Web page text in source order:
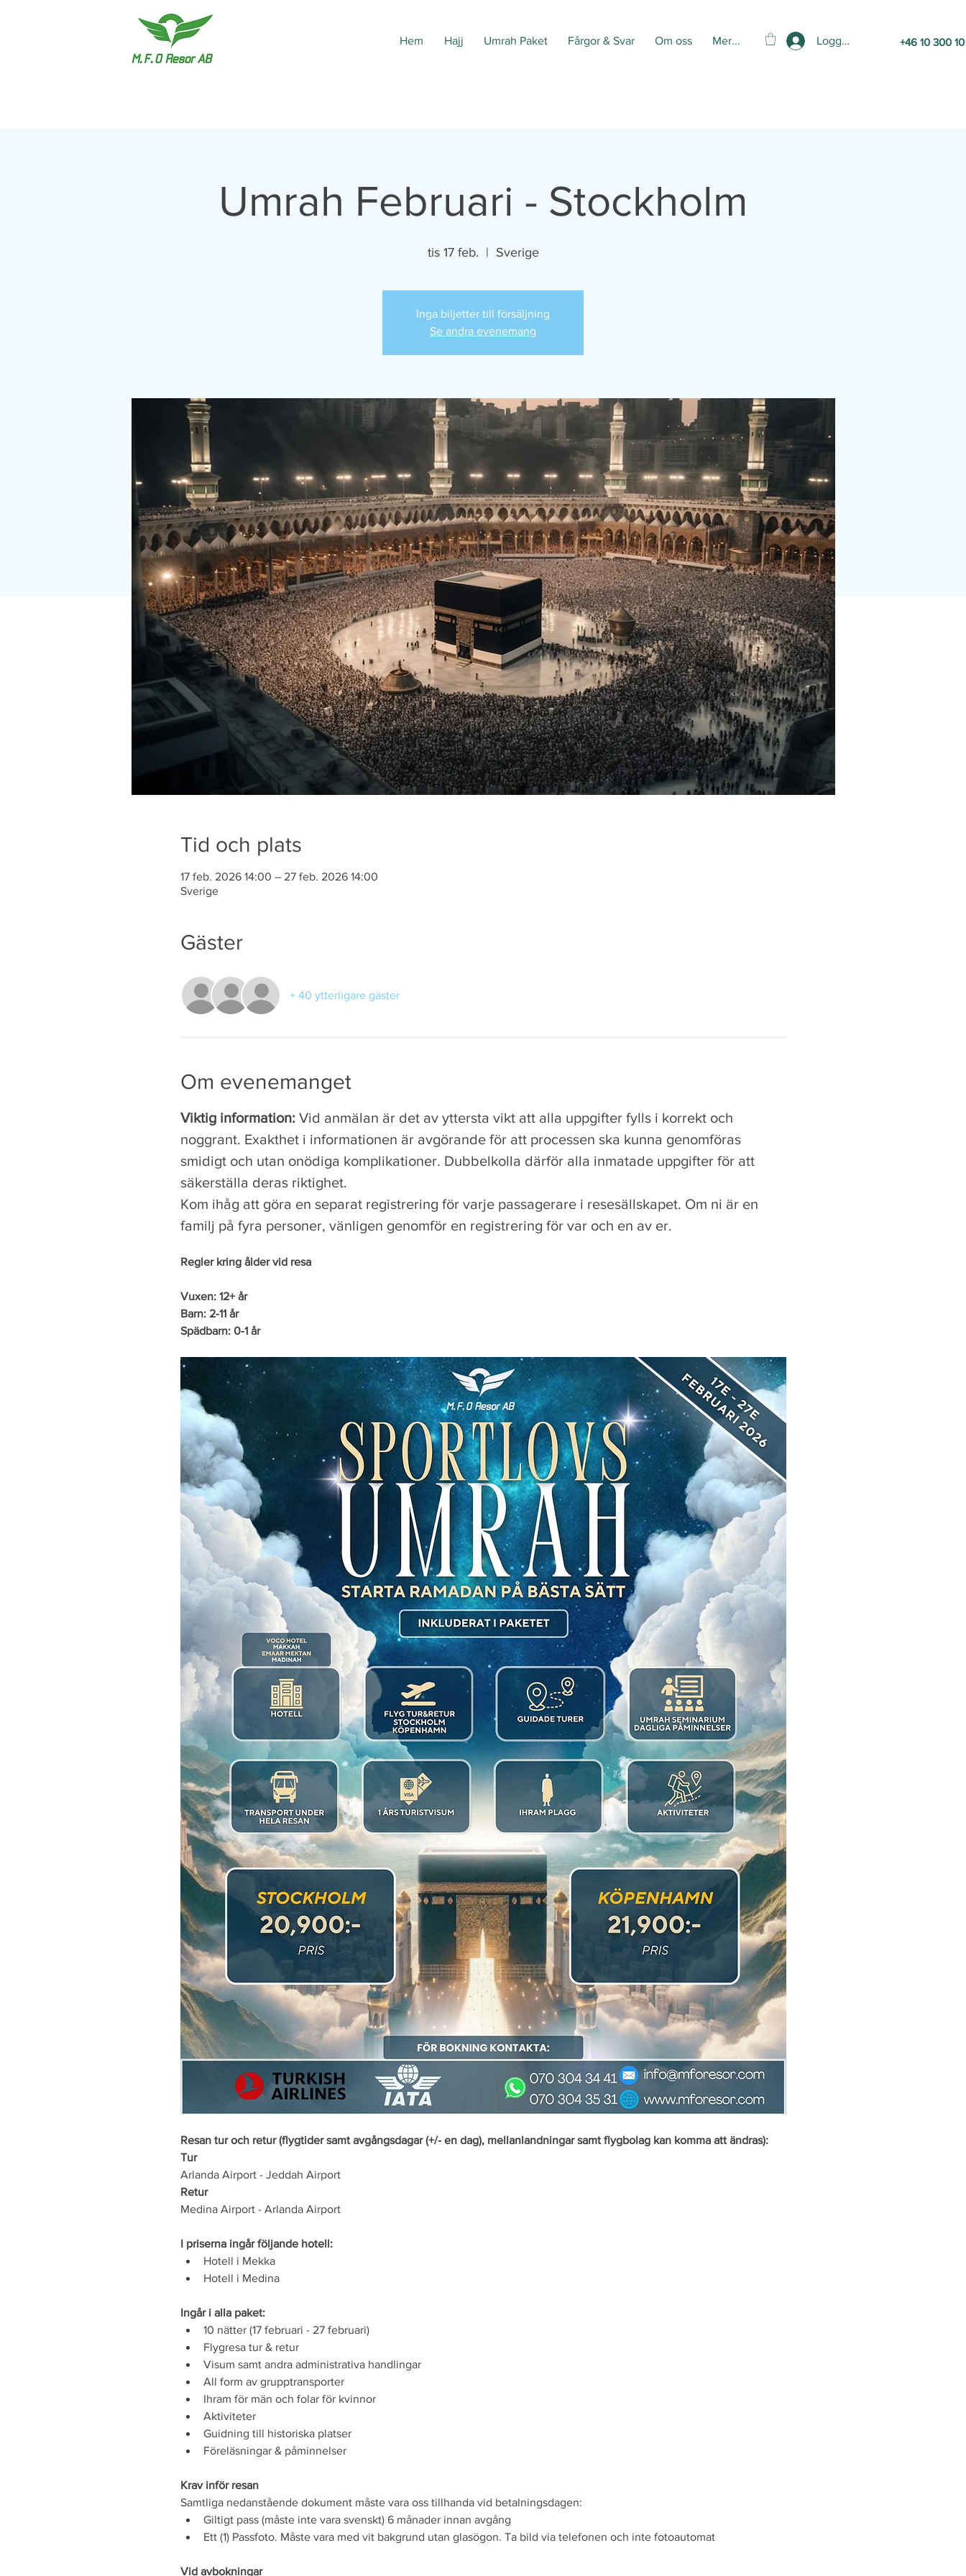
Hem Hajj Umrah Paket Fårgor & Svar Om oss Mer... Logga in +46 10 300
Umrah Februari - Stockholm
tis 17 feb.
  |
Sverige
Inga biljetter till försäljning
Se andra evenemang
Tid och plats
17 feb. 2026 14:00 – 27 feb. 2026 14:00
Sverige
Gäster
+ 40 ytterligare gäster
Om evenemanget
Viktig information: Vid anmälan är det av yttersta vikt att alla uppgifter fylls i korrekt och
noggrant. Exakthet i informationen är avgörande för att processen ska kunna genomföras
smidigt och utan onödiga komplikationer. Dubbelkolla därför alla inmatade uppgifter för att
säkerställa deras riktighet.
Kom ihåg att göra en separat registrering för varje passagerare i resesällskapet. Om ni är en
familj på fyra personer, vänligen genomför en registrering för var och en av er.
Regler kring ålder vid resa
Vuxen: 12+ år
Barn: 2-11 år
Spädbarn: 0-1 år
Resan tur och retur (flygtider samt avgångsdagar (+/- en dag), mellanlandningar samt flygbolag kan komma att ändras):
Tur
Arlanda Airport - Jeddah Airport
Retur
Medina Airport - Arlanda Airport
I priserna ingår följande hotell:
Hotell i Mekka
Hotell i Medina
Ingår i alla paket:
10 nätter (17 februari - 27 februari)
Flygresa tur & retur
Visum samt andra administrativa handlingar
All form av grupptransporter
Ihram för män och folar för kvinnor
Aktiviteter
Guidning till historiska platser
Föreläsningar & påminnelser
Krav inför resan
Samtliga nedanstående dokument måste vara oss tillhanda vid betalningsdagen:
Giltigt pass (måste inte vara svenskt) 6 månader innan avgång
Ett (1) Passfoto. Måste vara med vit bakgrund utan glasögon. Ta bild via telefonen och inte fotoautomat
Vid avbokningar